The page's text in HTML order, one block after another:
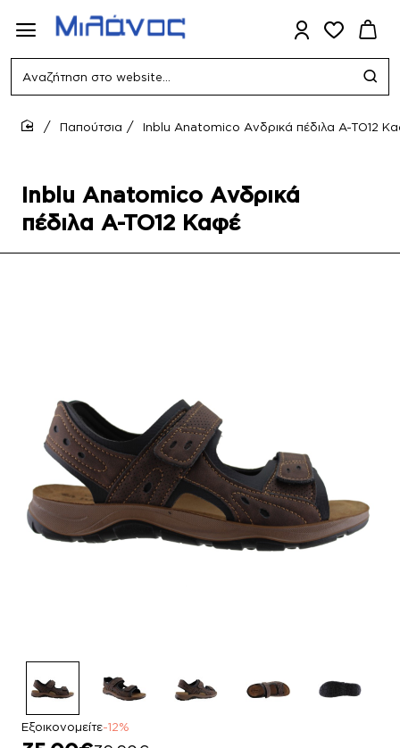
Αναζήτηση
website...
Inblu Anatomico Ανδρικά
πέδιλα A-TO12 Καφέ
Παπούτσια Inblu Anatomico Ανδρικά πέδιλα A-TO12
Εξοικονομείτε-12%